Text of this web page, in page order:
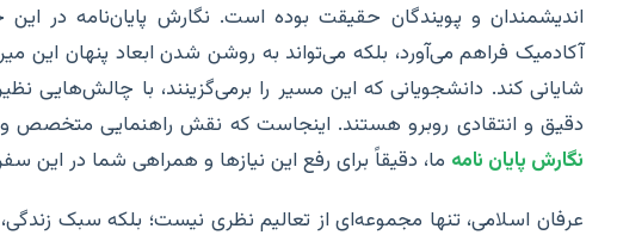
اندیشمندان و پویندگان حقیقت بوده است. نگارش پایان‌نامه در
آکادمیک فراهم می‌آورد، بلکه می‌تواند به روشن شدن ابعاد پنهان
شایانی کند. دانشجویانی که این مسیر را برمی‌گزینند، با چالش‌هایی
دقیق و انتقادی روبرو هستند. اینجاست که نقش راهنمایی
نگارش پایان نامه ما، دقیقاً برای رفع این نیازها و همراهی شما در
عرفان اسلامی، تنها مجموعه‌ای از تعالیم نظری نیست؛ بلکه سبک